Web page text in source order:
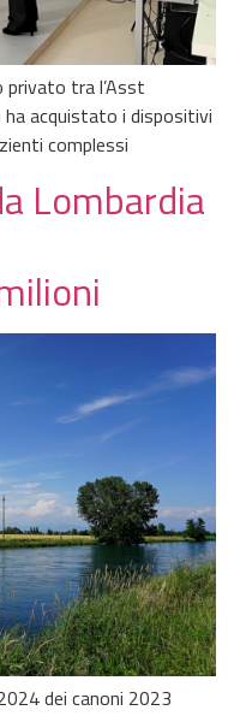
privato tra l’Asst
ha acquistato i dispositivi
complessi
Lombardia
dei canoni 2023